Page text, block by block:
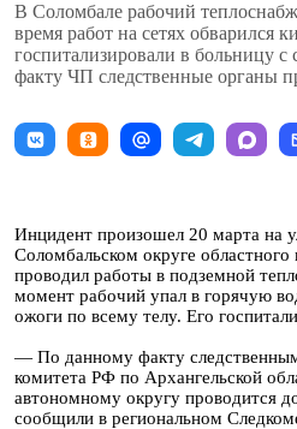
В Соломбале рабочий
время работ на сетях обварился
госпитализировали в больницу
факту ЧП следственные органы
Инцидент произошел 20 марта на
Соломбальском округе областного
проводил работы в подземной
момент рабочий упал в горячую
ожоги по всему телу. Его
— По данному факту
комитета РФ по Архангельской
автономному округу проводится
сообщили в региональном